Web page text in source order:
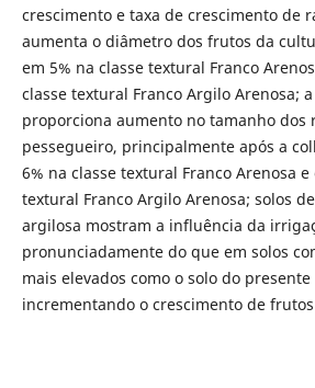
crescimento e taxa de crescimento de
aumenta o diâmetro dos frutos da
em 5% na classe textural Franco
classe textural Franco Argilo Arenosa;
proporciona aumento no tamanho dos
pessegueiro, principalmente após a
6% na classe textural Franco Arenosa e
textural Franco Argilo Arenosa; solos
argilosa mostram a influência da
pronunciadamente do que em solos
mais elevados como o solo do
incrementando o crescimento de